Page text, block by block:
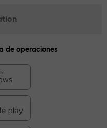
de operaciones